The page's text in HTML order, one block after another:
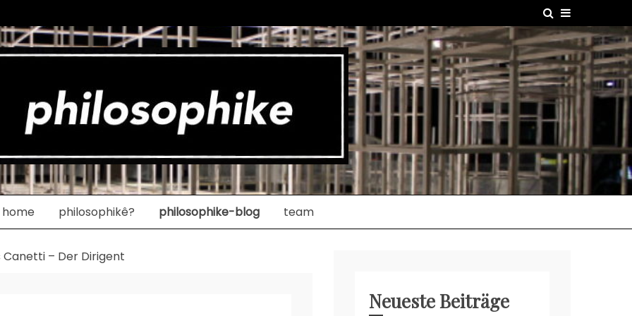
home philosophikê? philosophike-blog team
Canetti – Der Dirigent
Neueste Beiträge